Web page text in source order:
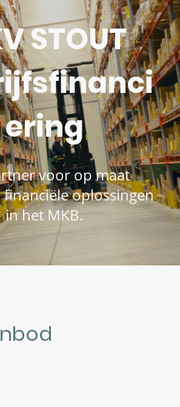
STOUT
ering
voor op maat
financiële oplossingen
in het MKB.